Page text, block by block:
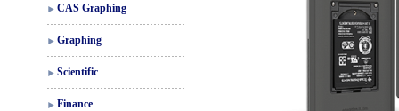
CAS Graphing
Graphing
Scientific
Finance